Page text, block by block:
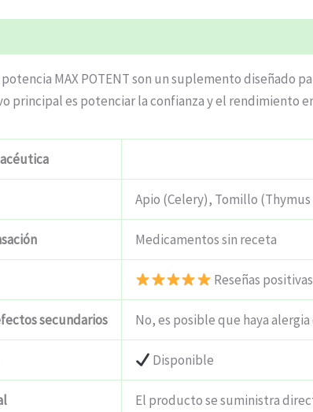
MAX POTENT son un suplemento diseñado
principal es potenciar la confianza y el rendimiento
Apio (Celery), Tomillo
Medicamentos sin receta
Reseñas positivas
secundarios No, es posible que haya
Disponible
El producto se suministra